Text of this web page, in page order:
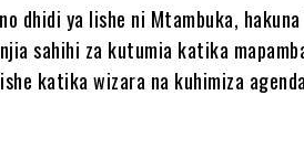
dhidi ya lishe ni Mtambuka,
sahihi za kutumia katika
katika wizara na kuhimiza